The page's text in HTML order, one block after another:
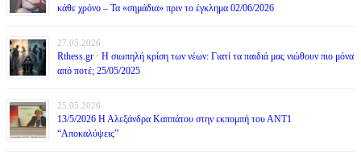
κάθε χρόνο – Τα «σημάδια» πριν το έγκλημα 02/06/2026
27.05.2026
Rthess.gr · Η σιωπηλή κρίση των νέων: Γιατί τα παιδιά μας νιώθουν πιο μόνα
από ποτέ; 25/05/2025
25.05.2026
13/5/2026 Η Αλεξάνδρα Καππάτου στην εκπομπή του ΑΝΤ1
“Αποκαλύψεις”